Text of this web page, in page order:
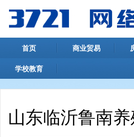
首页 商业贸易
学校教育
山东临沂鲁南